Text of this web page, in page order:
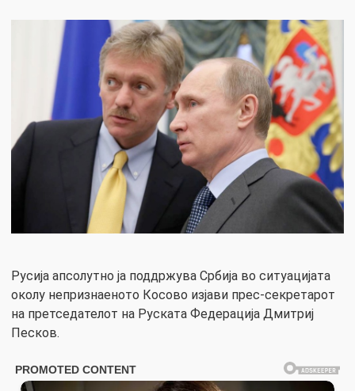
Русија апсолутно ја поддржува Србија во ситуацијата
околу непризнаеното Косово изјави прес-секретарот
на претседателот на Руската Федерација Дмитриј
Песков.